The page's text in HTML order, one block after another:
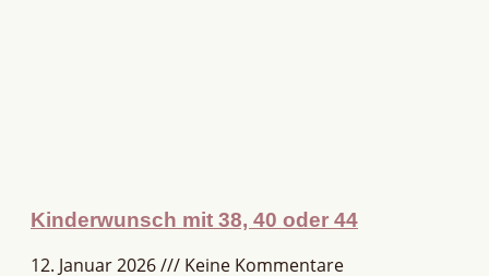
Kinderwunsch mit 38, 40 oder 44
12. Januar 2026 Keine Kommentare